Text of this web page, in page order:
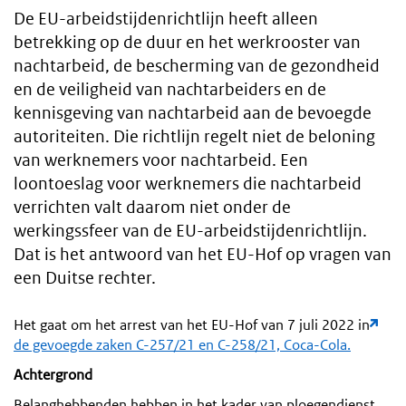
De EU-arbeidstijdenrichtlijn heeft alleen
betrekking op de duur en het werkrooster van
nachtarbeid, de bescherming van de gezondheid
en de veiligheid van nachtarbeiders en de
kennisgeving van nachtarbeid aan de bevoegde
autoriteiten. Die richtlijn regelt niet de beloning
van werknemers voor nachtarbeid. Een
loontoeslag voor werknemers die nachtarbeid
verrichten valt daarom niet onder de
werkingssfeer van de EU-arbeidstijdenrichtlijn.
Dat is het antwoord van het EU-Hof op vragen van
een Duitse rechter.
Het gaat om het arrest van het EU-Hof van 7 juli 2022 in
de gevoegde zaken C-257/21 en C-258/21, Coca-Cola.
Achtergrond